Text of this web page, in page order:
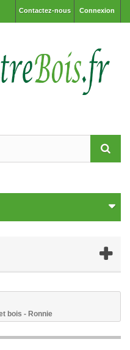
Connexion
Contactez-nous
bois - Ronnie